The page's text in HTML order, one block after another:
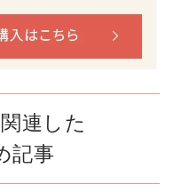
連した
記事